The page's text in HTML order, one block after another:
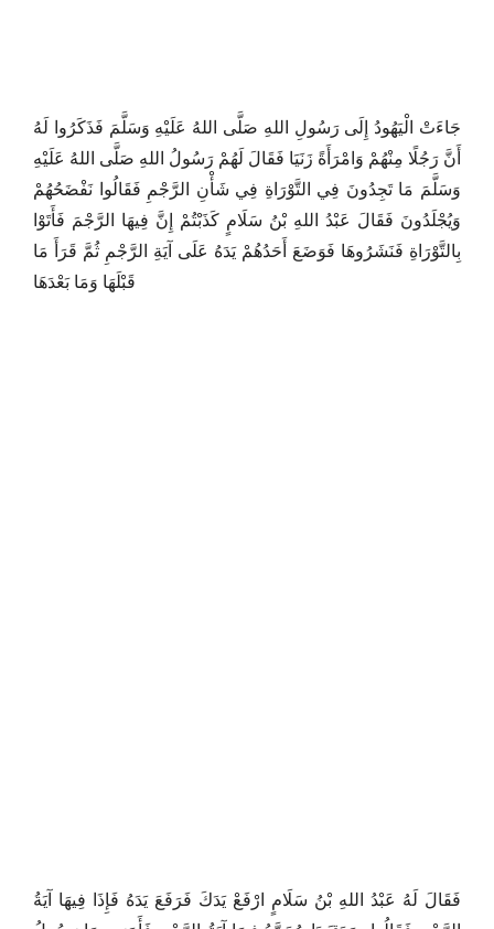
جَاءَتْ الْيَهُودُ إِلَى رَسُولِ اللهِ صَلَّى اللهُ عَلَيْهِ وَسَلَّمَ فَذَكَرُوا لَهُ
أَنَّ رَجُلًا مِنْهُمْ وَامْرَأَةً زَنَيَا فَقَالَ لَهُمْ رَسُولُ اللهِ صَلَّى اللهُ عَلَيْهِ
وَسَلَّمَ مَا تَجِدُونَ فِي التَّوْرَاةِ فِي شَأْنِ الرَّجْمِ فَقَالُوا نَفْضَحُهُمْ
وَيُجْلَدُونَ فَقَالَ عَبْدُ اللهِ بْنُ سَلَامٍ كَذَبْتُمْ إِنَّ فِيهَا الرَّجْمَ فَأَتَوْا
بِالتَّوْرَاةِ فَنَشَرُوهَا فَوَضَعَ أَحَدُهُمْ يَدَهُ عَلَى آيَةِ الرَّجْمِ ثُمَّ قَرَأَ مَا
قَبْلَهَا وَمَا بَعْدَهَا
فَقَالَ لَهُ عَبْدُ اللهِ بْنُ سَلَامٍ ارْفَعْ يَدَكَ فَرَفَعَ يَدَهُ فَإِذَا فِيهَا آيَةُ